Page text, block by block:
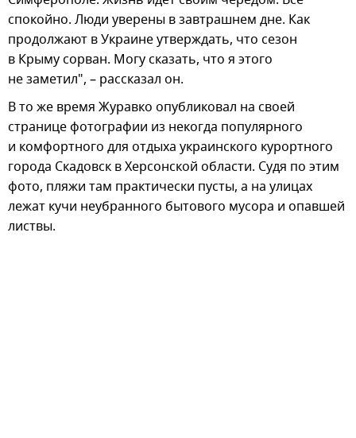
спокойно. Люди уверены в завтрашнем дне. Как
продолжают в Украине утверждать, что сезон
в Крыму сорван. Могу сказать, что я этого
не заметил", – рассказал он.
В то же время Журавко опубликовал на своей
странице фотографии из некогда популярного
и комфортного для отдыха украинского курортного
города Скадовск в Херсонской области. Судя по этим
фото, пляжи там практически пусты, а на улицах
лежат кучи неубранного бытового мусора и опавшей
листвы.